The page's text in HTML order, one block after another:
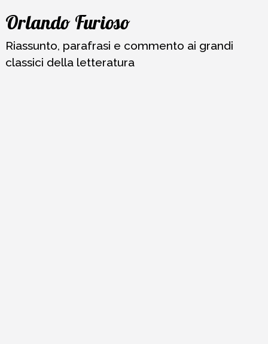
Vai
contenuto
Orlando Furioso
Riassunto, parafrasi e commento ai grandi
classici della letteratura